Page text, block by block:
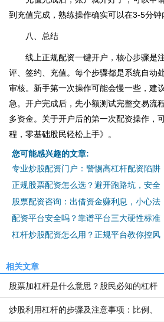
到充值完成，熟练操作确实可以在3-5分钟
八、总结
线上正规配资一键开户，核心步骤是
评、签约、充值。每个步骤都是系统自动
审核。新手第一次操作可能会慢一些，建
急。开户完成后，先小额测试完整交易流
多资金。关于开户后的第一次配资操作，
程，零基础股民轻松上手》。
您可能感兴趣的文章:
专业炒股配资门户：警惕高杠杆配资陷阱
正规股票配资怎么选？避开跑路坑，安全
股票配资咨询：出借资金赚利息，小心法
配资平台安全吗？靠谱平台三大硬性标准
杠杆炒股配资怎么用？正规平台教你控风
相关文章
股票加杠杆是什么意思？股民必知的杠杆
炒股利用杠杆的步骤及注意事项：比例、